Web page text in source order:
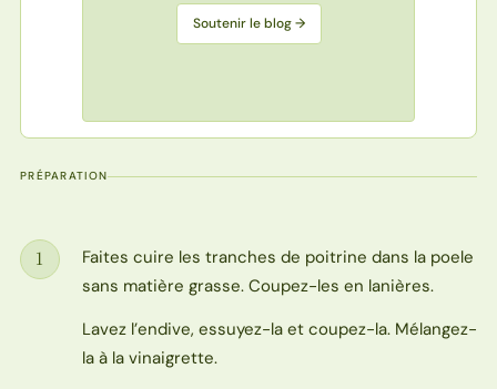
Soutenir le blog →
PRÉPARATION
Étape
1
Faites cuire les tranches de poitrine dans la poele
sans matière grasse. Coupez-les en lanières.
Lavez l’endive, essuyez-la et coupez-la. Mélangez-
la à la vinaigrette.